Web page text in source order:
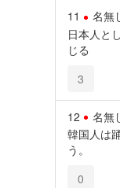
11 名無
日本人と
じる
3
12 名無
韓国人は
う。
0